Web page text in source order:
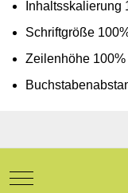
Inhaltsskalierung
Schriftgröße 100
Zeilenhöhe 100%
Mobile Menu Toggle